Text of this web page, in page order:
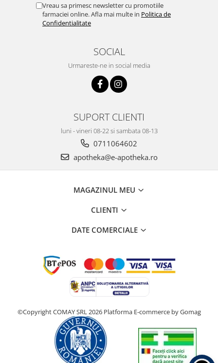
Vreau sa primesc newsletter cu promotiile
farmaciei online. Afla mai multe in Politica de
Confidentialitate
SOCIAL
Urmareste-ne in social media
SUPORT CLIENTI
luni - vineri 08-22 si sambata 08-13
0711064602
apotheka@e-apotheka.ro
MAGAZINUL MEU
CLIENTI
DATE COMERCIALE
©Copyright COMAY SRL 2026 Platforma E-commerce by Gomag